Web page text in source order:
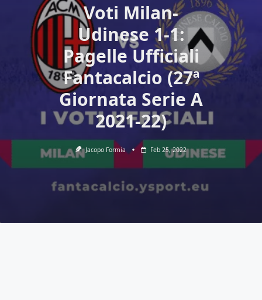
Voti Milan-
Udinese 1-1:
Pagelle Ufficiali
Fantacalcio (27ª
Giornata Serie A
2021-22)
Jacopo Formia Feb 25, 2022